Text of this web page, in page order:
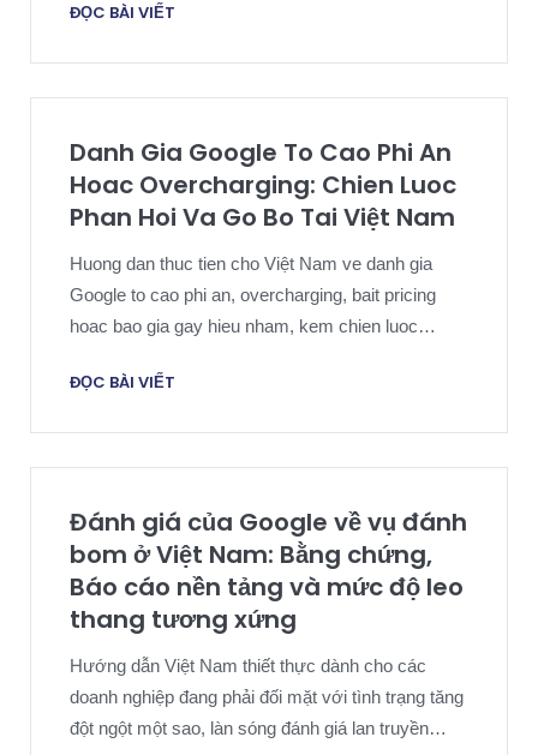
ĐỌC BÀI VIẾT
Danh Gia Google To Cao Phi An
Hoac Overcharging: Chien Luoc
Phan Hoi Va Go Bo Tai Việt Nam
Huong dan thuc tien cho Việt Nam ve danh gia
Google to cao phi an, overcharging, bait pricing
hoac bao gia gay hieu nham, kem chien luoc
ĐỌC BÀI VIẾT
Đánh giá của Google về vụ đánh
bom ở Việt Nam: Bằng chứng,
Báo cáo nền tảng và mức độ leo
thang tương xứng
Hướng dẫn Việt Nam thiết thực dành cho các
doanh nghiệp đang phải đối mặt với tình trạng tăng
đột ngột một sao, làn sóng đánh giá lan truyền